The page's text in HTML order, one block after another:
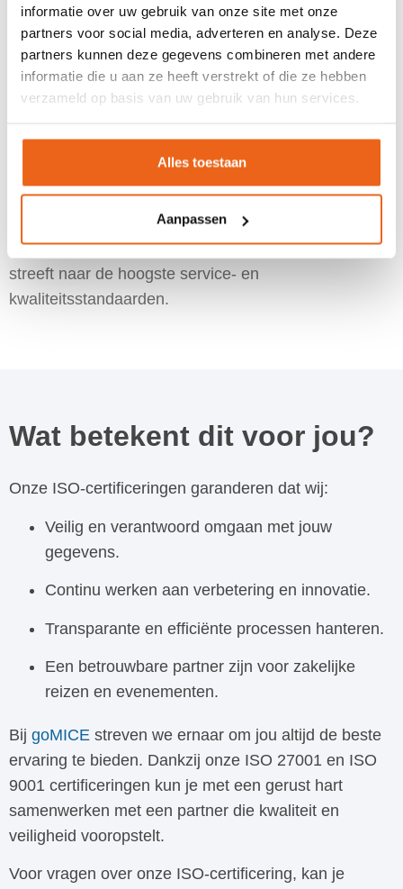
informatie over uw gebruik van onze site met onze
partners voor social media, adverteren en analyse. Deze
partners kunnen deze gegevens combineren met andere
informatie die u aan ze heeft verstrekt of die ze hebben
verzameld op basis van uw gebruik van hun services.
Alles toestaan
Aanpassen
Efficiënte en gestroomlijnde procedures
hanteren om boekingen en verzoeken snel en
betrouwbaar af te handelen.
Onze dienstverlening continu evalueren en
Met meer dan één miljoen gecertificeerde
organisaties wereldwijd is ISO 9001 de meest
erkende kwaliteitsmanagementnorm. Dankzij deze
certificering kun je erop vertrouwen dat goMICE altijd
streeft naar de hoogste service- en
kwaliteitsstandaarden.
Wat betekent dit voor jou?
Onze ISO-certificeringen garanderen dat wij:
Veilig en verantwoord omgaan met jouw
gegevens.
Continu werken aan verbetering en innovatie.
Transparante en efficiënte processen hanteren.
Een betrouwbare partner zijn voor zakelijke
reizen en evenementen.
Bij goMICE streven we ernaar om jou altijd de beste
ervaring te bieden. Dankzij onze ISO 27001 en ISO
9001 certificeringen kun je met een gerust hart
samenwerken met een partner die kwaliteit en
veiligheid vooropstelt.
Voor vragen over onze ISO-certificering, kan je